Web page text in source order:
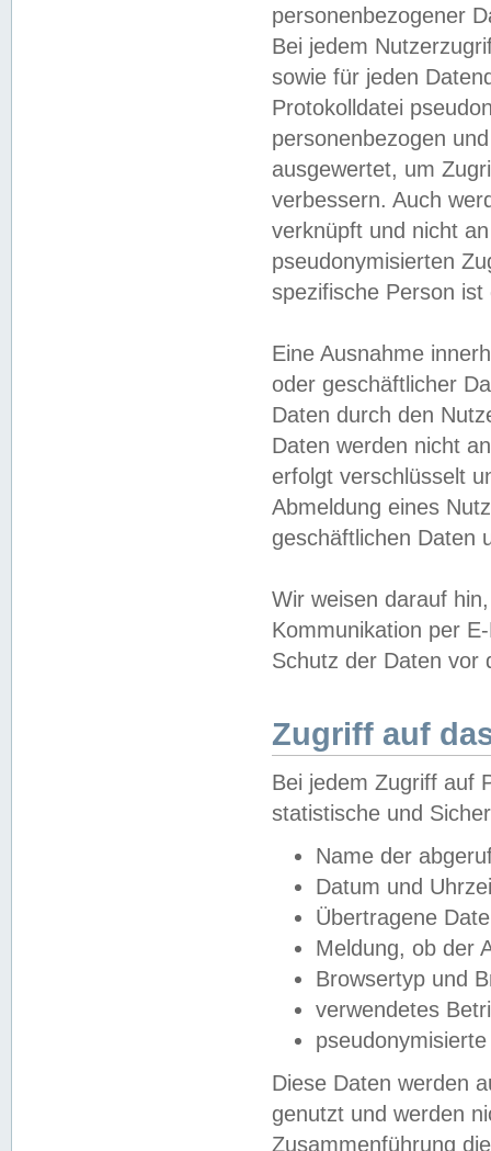
personenbezogener
Bei jedem
sowie für jeden
Protokolldatei
personenbezogen
ausgewertet, um
verbessern. Auch
verknüpft und nicht
pseudonymisierten
spezifische Person
Eine Ausnahme
oder geschäftlicher
Daten durch den
Daten werden nicht
erfolgt verschlüsselt
Abmeldung eines
geschäftlichen Daten
Wir weisen darauf
Kommunikation per
Schutz der Daten vor
Zugriff auf
Bei jedem Zugriff auf
statistische und
Name der
Datum und
Übertragene
Meldung, ob der
Browsertyp und
verwendetes
Diese Daten werden
genutzt und werden
Zusammenführung